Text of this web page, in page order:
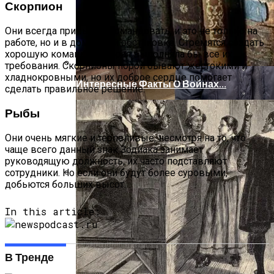
Женская Зимняя Обувь: 5 Стильных
Моделей, За Которыми
Выстраиваются В Очереди
Интересные Факты О Войнах…
Скорпион
Они всегда привыкли командовать, и это не только на
работе, но и в домашней обстановке. Стремятся создать
хорошую команду, которая выполняла бы все их
требования. Скорпионы порой бывают жестокими и
хладнокровными, но их доброе сердце помогает
сделать правильное решение.
Рыбы
Они очень мягкие и терпеливые, несмотря на то, что
чаще всего данный знак Зодиака занимает
руководящую должность, их часто подставляют
сотрудники. Но если они будут более суровыми,
добьются больших высот.
In this article:
В Тренде